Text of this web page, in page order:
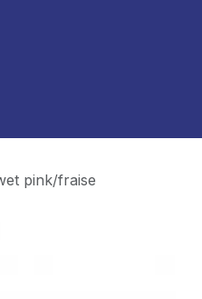
pink/fraise